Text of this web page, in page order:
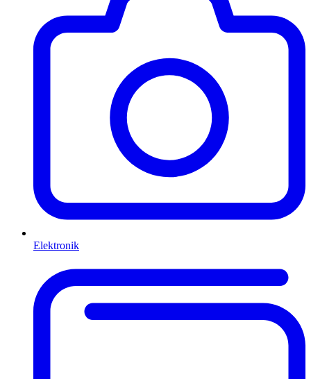
Elektronik